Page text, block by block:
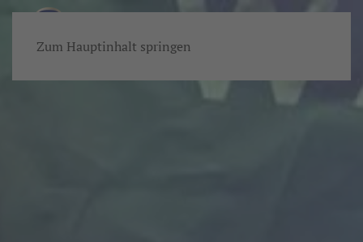
Zum Hauptinhalt springen